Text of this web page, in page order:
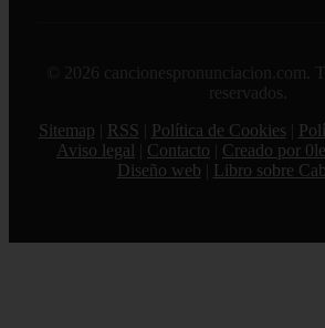
© 2026 cancionespronunciacion.com.
reservados.
Sitemap
RSS Política de Cookies
Aviso legal
Contacto
Creado por
Diseño web
Libro sobre